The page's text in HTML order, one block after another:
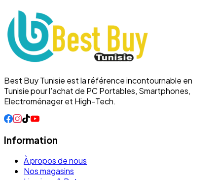
Best Buy Tunisie est la référence incontournable en
Tunisie pour l'achat de PC Portables, Smartphones,
Electroménager et High-Tech.
Information
À propos de nous
Nos magasins